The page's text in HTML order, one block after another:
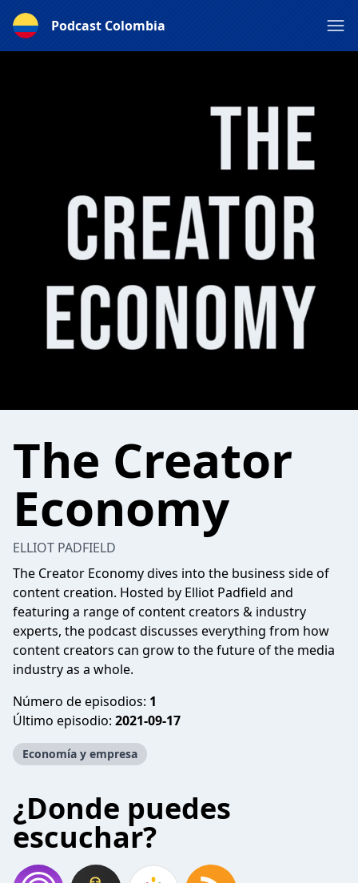
Podcast Colombia
The Creator
Economy
ELLIOT PADFIELD
The Creator Economy dives into the business side of
content creation. Hosted by Elliot Padfield and
featuring a range of content creators & industry
experts, the podcast discusses everything from how
content creators can grow to the future of the media
industry as a whole.
Número de episodios: 1
Último episodio: 2021-09-17
Economía y empresa
¿Donde puedes
escuchar?